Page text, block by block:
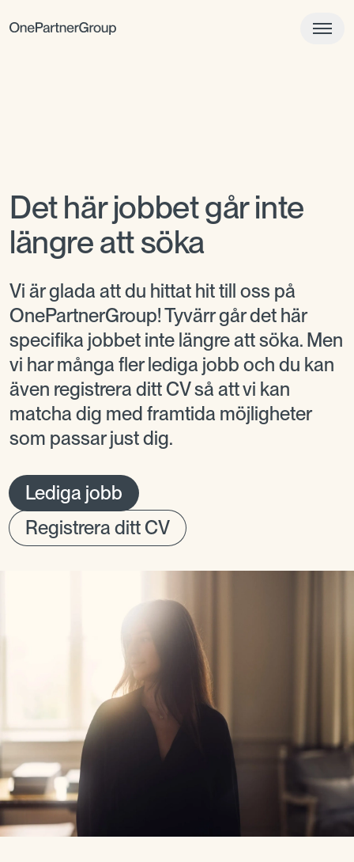
Det här jobbet går inte
längre att söka
Vi är glada att du hittat hit till oss på
OnePartnerGroup! Tyvärr går det här
specifika jobbet inte längre att söka. Men
vi har många fler lediga jobb och du kan
även registrera ditt CV så att vi kan
matcha dig med framtida möjligheter
som passar just dig.
Lediga jobb
Registrera ditt CV